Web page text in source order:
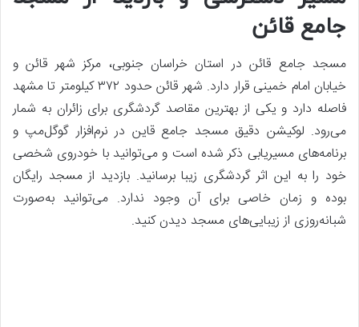
جامع قائن
مسجد جامع قائن در استان خراسان جنوبی، مرکز شهر قائن و
خیابان امام خمینی قرار دارد. شهر قائن حدود ۳۷۲ کیلومتر تا مشهد
فاصله دارد و یکی از بهترین مقاصد گردشگری برای زائران به شمار
می‌رود. لوکیشن دقیق مسجد جامع قاین در نرم‌افزار گوگل‌مپ و
برنامه‌های مسیریابی ذکر شده است و می‌توانید با خودروی شخصی
خود را به این اثر گردشگری زیبا برسانید. بازدید از مسجد رایگان
بوده و زمان خاصی برای آن وجود ندارد. می‌توانید به‌صورت
شبانه‌روزی از زیبایی‌های مسجد دیدن کنید.